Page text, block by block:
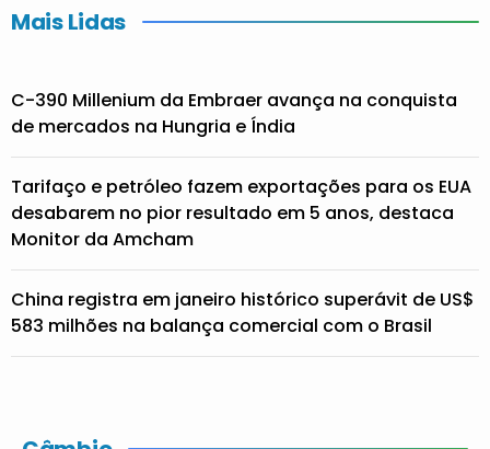
Mais Lidas
C-390 Millenium da Embraer avança na conquista
de mercados na Hungria e Índia
Tarifaço e petróleo fazem exportações para os EUA
desabarem no pior resultado em 5 anos, destaca
Monitor da Amcham
China registra em janeiro histórico superávit de US$
583 milhões na balança comercial com o Brasil